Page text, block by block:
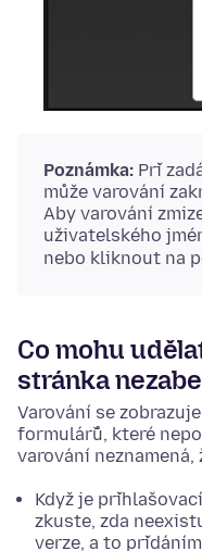
Poznámka: Při
může varování
Aby varování
uživatelského
nebo kliknout na
Co mohu
stránka
Varování se
formulářů, které
varování
Když je
zkuste, zda
verze, a to přidáním